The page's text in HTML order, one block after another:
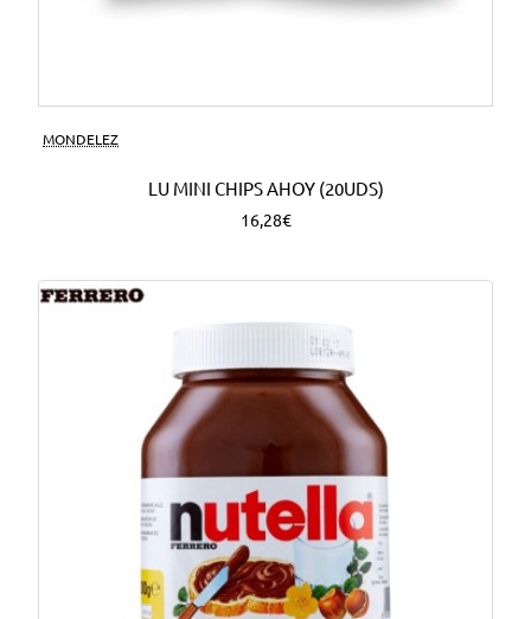
MONDELEZ
LU MINI CHIPS AHOY (20UDS)
16,28€